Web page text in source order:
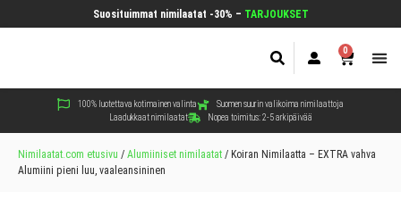
Suosituimmat nimilaatat -30% – TARJOUKSET
0
100% luotettava kotimainen valinta
Suomen suurin valikoima nimilaattoja
Laadukkaat nimilaatat
Nopea toimitus: 2-5 arkipäivää
Nimilaatat.com etusivu / Alumiiniset nimilaatat / Koiran Nimilaatta – EXTRA vahva
Alumiini pieni luu, vaaleansininen